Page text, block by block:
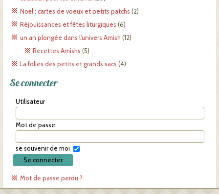
Noël : cartes de voeux et petits patchs (2)
Réjouissances et fêtes liturgiques (6)
un an plongée dans l'univers Amish (12)
Recettes Amishs (5)
La folies des petits et grands sacs (4)
Se connecter
Utilisateur
Mot de passe
se souvenir de moi
Mot de passe perdu ?